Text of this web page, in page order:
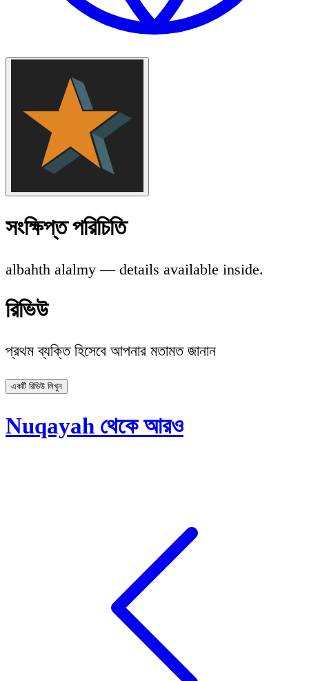
সংক্ষিপ্ত পরিচিতি
albahth alalmy — details available inside.
রিভিউ
প্রথম ব্যক্তি হিসেবে আপনার মতামত জানান
একটি রিভিউ লিখুন
Nuqayah থেকে আরও